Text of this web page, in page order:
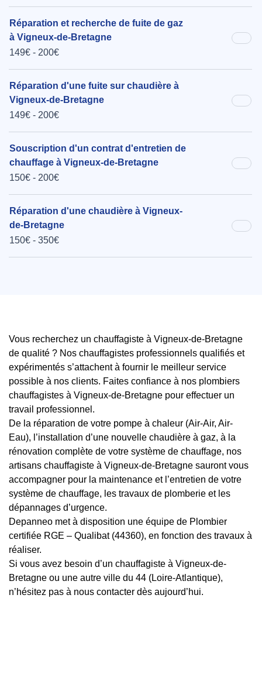
Réparation et recherche de fuite de gaz
à Vigneux-de-Bretagne
149€ - 200€
Réparation d'une fuite sur chaudière à
Vigneux-de-Bretagne
149€ - 200€
Souscription d'un contrat d'entretien de
chauffage à Vigneux-de-Bretagne
150€ - 200€
Réparation d'une chaudière à Vigneux-
de-Bretagne
150€ - 350€
Vous recherchez un chauffagiste à Vigneux-de-Bretagne
de qualité ? Nos chauffagistes professionnels qualifiés et
expérimentés s’attachent à fournir le meilleur service
possible à nos clients. Faites confiance à nos plombiers
chauffagistes à Vigneux-de-Bretagne pour effectuer un
travail professionnel.
De la réparation de votre pompe à chaleur (Air-Air, Air-
Eau), l’installation d’une nouvelle chaudière à gaz, à la
rénovation complète de votre système de chauffage, nos
artisans chauffagiste à Vigneux-de-Bretagne sauront vous
accompagner pour la maintenance et l’entretien de votre
système de chauffage, les travaux de plomberie et les
dépannages d’urgence.
Depanneo met à disposition une équipe de Plombier
certifiée RGE – Qualibat (44360), en fonction des travaux à
réaliser.
Si vous avez besoin d’un chauffagiste à Vigneux-de-
Bretagne ou une autre ville du 44 (Loire-Atlantique),
n’hésitez pas à nous contacter dès aujourd’hui.